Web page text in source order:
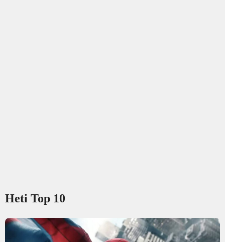
Heti Top 10